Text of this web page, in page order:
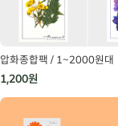
압화종합팩 / 1~2000원대
1,200원